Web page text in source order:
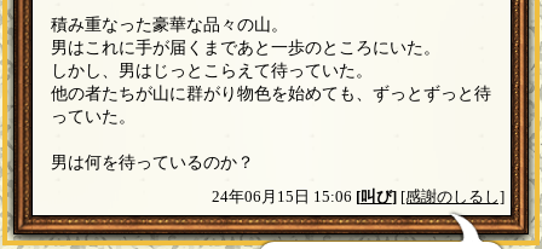
積み重なった豪華な品々の山。
男はこれに手が届くまであと一歩のところにいた。
しかし、男はじっとこらえて待っていた。
他の者たちが山に群がり物色を始めても、ずっとずっと待
っていた。
男は何を待っているのか？
24年06月15日 15:06 [叫び] [感謝のしるし]